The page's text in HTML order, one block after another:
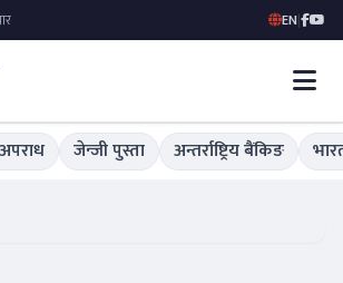
EN|
जेन्जी पुस्ता अन्तर्राष्ट्रिय बैंकिङ